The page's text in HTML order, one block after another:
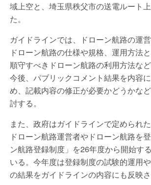
域上空と、埼玉県秩父市の送電ルート
た。
ガイドラインでは、ドローン航路の運
ドローン航路の仕様や規格、運用方法
順守すべきドローン航路の利用方法など
今後、パブリックコメント結果を内容
め、記載内容の修正が必要かどうかな
討する。
また、政府はガイドラインで定められ
ドローン航路運営者やドローン航路を
ン航路登録制度」を26年度から開始す
いる。今年度は登録制度の試験的運用
の結果をガイドラインの内容にも反映さ